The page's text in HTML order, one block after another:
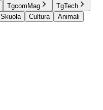
TgcomMag
TgTech
Skuola Cultura
Animali